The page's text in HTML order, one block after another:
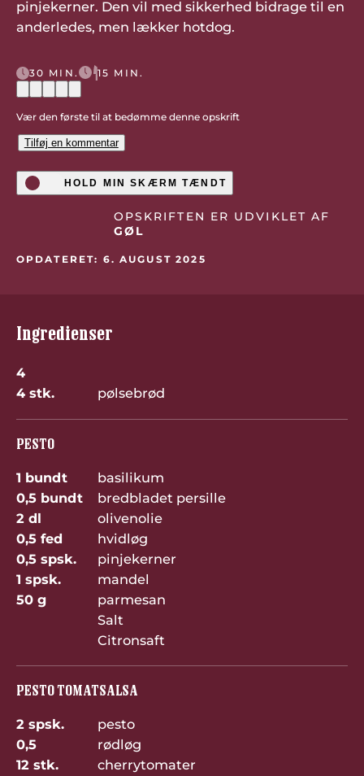
pinjekerner. Den vil med sikkerhed bidrage til en
anderledes, men lækker hotdog.
30 MIN. 15 MIN.
Vær den første til at bedømme denne opskrift
Tilføj en kommentar
HOLD MIN SKÆRM TÆNDT
OPSKRIFTEN ER UDVIKLET AF
GØL
OPDATERET: 6. AUGUST 2025
Ingredienser
4
4 stk.
pølsebrød
PESTO
1 bundt
basilikum
0,5 bundt
bredbladet persille
2 dl
olivenolie
0,5 fed
hvidløg
0,5 spsk.
pinjekerner
1 spsk.
mandel
50 g
parmesan
Salt
Citronsaft
PESTO TOMATSALSA
2 spsk.
pesto
0,5
rødløg
12 stk.
cherrytomater